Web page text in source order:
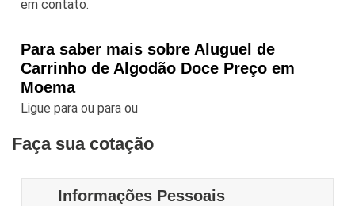
em contato.
Para saber mais sobre Aluguel de
Carrinho de Algodão Doce Preço em
Moema
Ligue paraou paraou
Faça sua cotação
Informações Pessoais